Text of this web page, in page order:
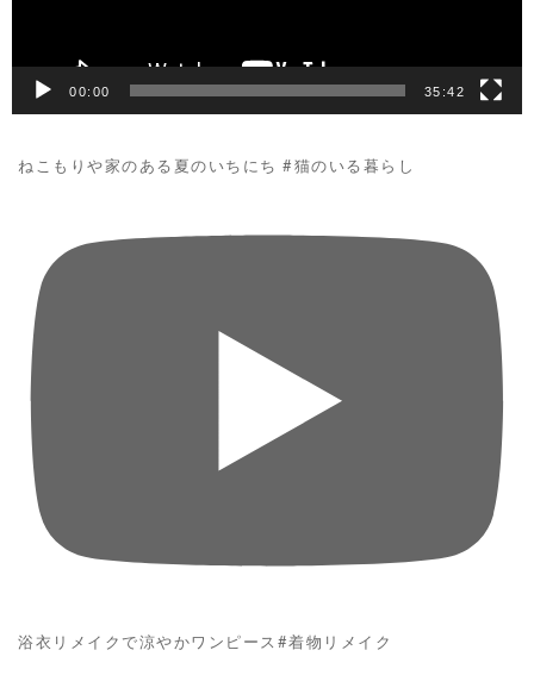
00:00 35:42
ねこもりや家のある夏のいちにち #猫のいる暮らし
浴衣リメイクで涼やかワンピース#着物リメイク